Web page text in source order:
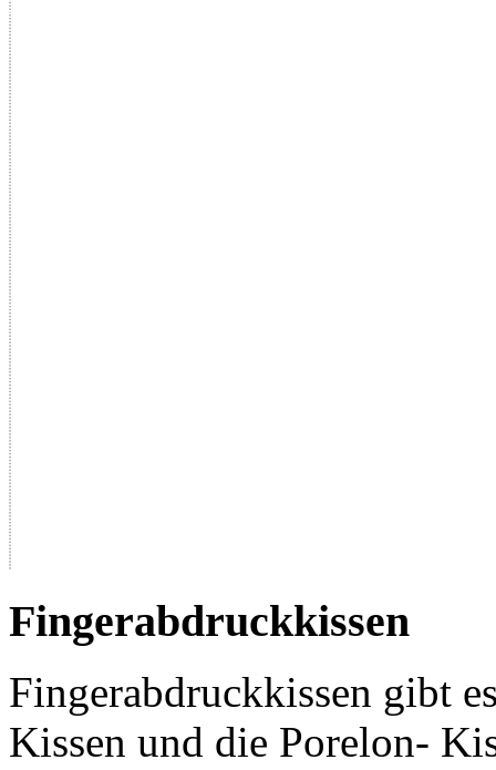
Fingerabdruckkissen
Fingerabdruckkissen gibt
Kissen und die Porelon-